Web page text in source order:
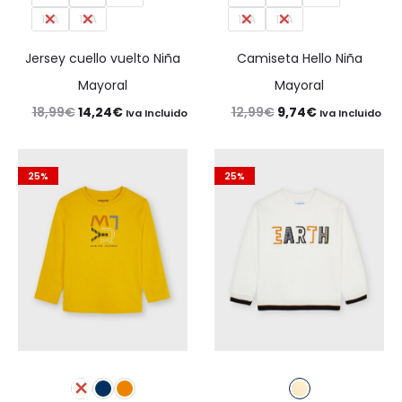
16A
18A
Jersey cuello vuelto Niña
Mayoral
18,99€El
era:
18,99€.
14,24€El
es:
14,24€.
Iva Incluido
16A
18A
Camiseta Hello Niña
Mayoral
12,99€ El
9,74€ElIva Incluido
25% 25%